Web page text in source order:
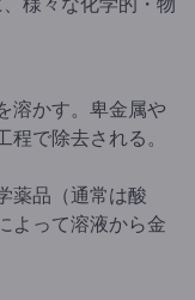
溶かす。卑金属や
で除去される。
薬品（通常は酸
よって溶液から金